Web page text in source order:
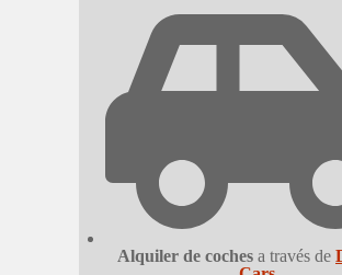
Alquiler de coches a través de